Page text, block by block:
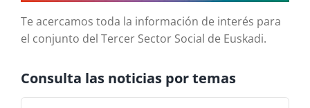
Te acercamos toda la información de interés para
el conjunto del Tercer Sector Social de Euskadi.
Consulta las noticias por temas